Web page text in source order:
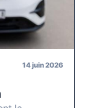
14 juin 2026